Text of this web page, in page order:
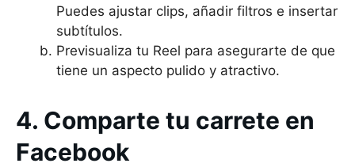
Puedes ajustar clips, añadir filtros e insertar
subtítulos.
Previsualiza tu Reel para asegurarte de que
tiene un aspecto pulido y atractivo.
4. Comparte tu carrete en
Facebook